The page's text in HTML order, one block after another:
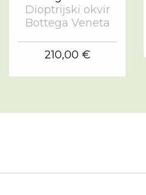
Dioptrijski okvir
Bottega Veneta
210,00 €